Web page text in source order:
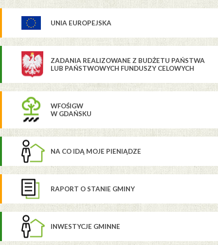
UNIA EUROPEJSKA
ZADANIA REALIZOWANE Z BUDŻETU PAŃSTWA
LUB PAŃSTWOWYCH FUNDUSZY CELOWYCH
WFOŚIGW
W GDAŃSKU
NA CO IDĄ MOJE PIENIĄDZE
RAPORT O STANIE GMINY
INWESTYCJE GMINNE